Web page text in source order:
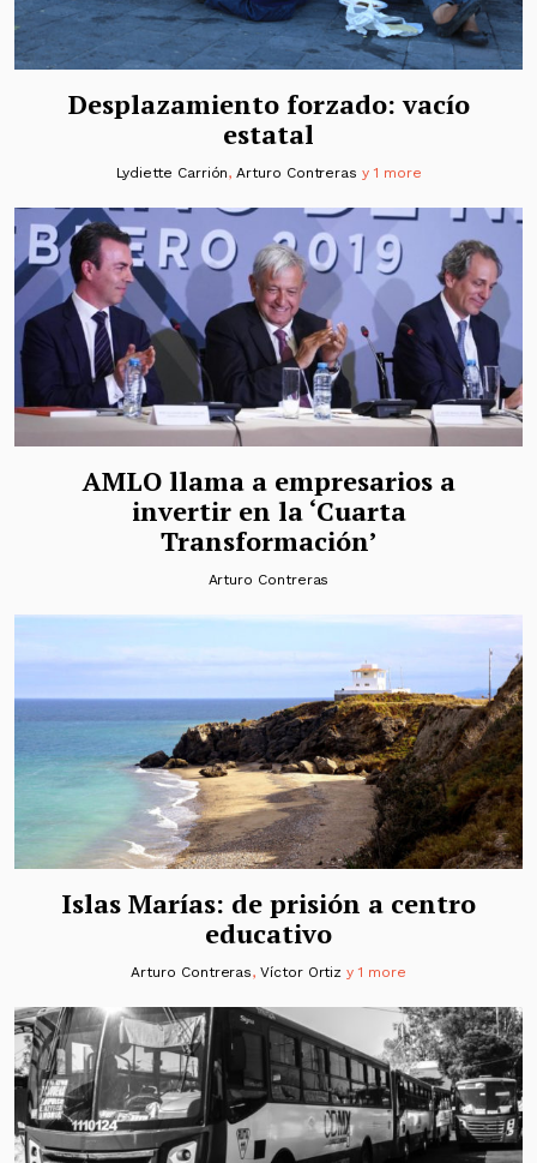
Desplazamiento forzado: vacío
estatal
Lydiette Carrión,Arturo Contreras y 1 more
AMLO llama a empresarios a
invertir en la ‘Cuarta
Transformación’
Arturo Contreras
Islas Marías: de prisión a centro
educativo
Arturo Contreras,Víctor Ortiz y 1 more